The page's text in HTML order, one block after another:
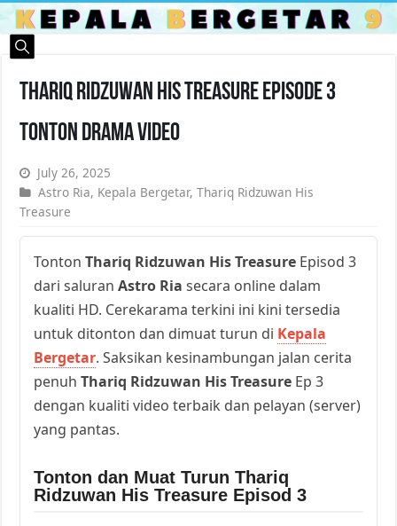
Thariq Ridzuwan His Treasure Episode 3
Tonton Drama Video
July 26, 2025
Astro Ria, Kepala Bergetar,Thariq Ridzuwan His
Treasure
TontonThariq Ridzuwan His Treasure Episod 3
dari saluranAstro Ria secara online dalam
kualiti HD. Cerekarama terkini ini kini tersedia
untuk ditonton dan dimuat turun di Kepala
Bergetar. Saksikan kesinambungan jalan cerita
penuhThariq Ridzuwan His Treasure Ep 3
dengan kualiti video terbaik dan pelayan (server)
yang pantas.
Tonton dan Muat Turun Thariq
Ridzuwan His Treasure Episod 3